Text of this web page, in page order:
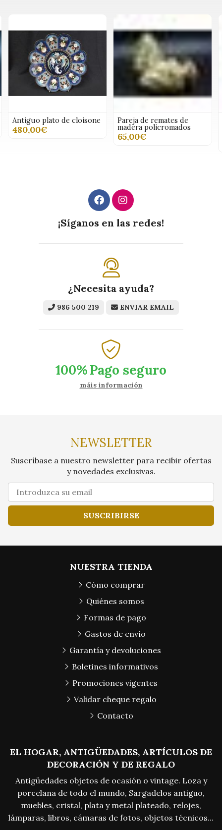
Antiguo plato de cloisone
480,00€
Pareja de remates de
madera policromados
65,00€
¡Síganos en las redes!
¿Necesita ayuda?
986 500 219 ENVIAR EMAIL
100%Pago seguro
máis información
NEWSLETTER
Suscríbase a nuestro newsletter para recibir ofertas
y novedades exclusivas.
SUSCRIBIRSE
EL HOGAR, ANTIGÜEDADES, ARTÍCULOS DE
DECORACIÓN Y DE REGALO
Antigüedades objetos de ocasión o vintage. Loza y
porcelana de todo el mundo, Sargadelos antiguo,
muebles, cristal, plata y metal plateado, relojes,
lámparas, libros, cámaras de fotos, objetos técnicos...
NUESTRA TIENDA
Cómo comprar
Quiénes somos
Formas de pago
Gastos de envío
Garantía y devoluciones
Boletines informativos
Promociones vigentes
Validar cheque regalo
Contacto